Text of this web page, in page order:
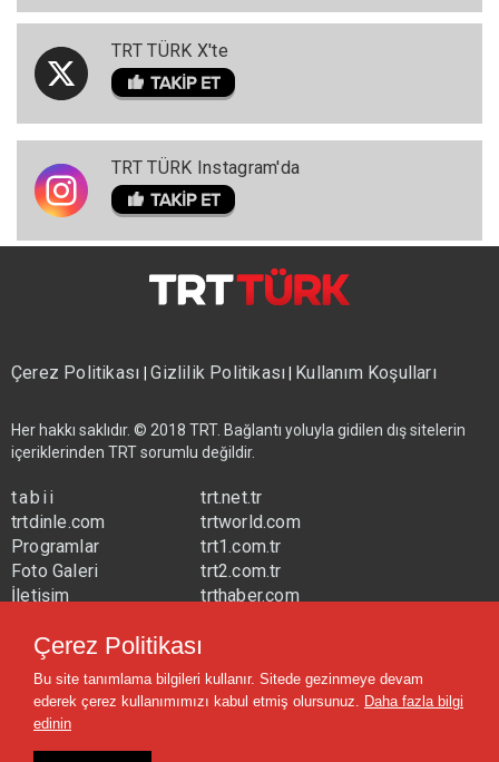
TRT TÜRK X'te
TRT TÜRK Instagram'da
Çerez Politikası|Gizlilik Politikası| Kullanım Koşulları
Her hakkı saklıdır. © 2018 TRT. Bağlantı yoluyla gidilen dış sitelerin
içeriklerinden TRT sorumlu değildir.
tabii
trtdinle.com
Programlar
Foto Galeri
İletişim
trt.net.tr
trtworld.com
trt1.com.tr
trt2.com.tr
trthaber.com
trtavaz.com.tr
trtmuzik.net.tr
trtcocuk.net.tr
Çerez Politikası
Bu site tanımlama bilgileri kullanır. Sitede gezinmeye devam
ederek çerez kullanımımızı kabul etmiş olursunuz. Daha fazla bilgi
edinin